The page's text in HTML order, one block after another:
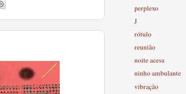
perplexo
J
rótulo
reunião
noite acesa
ninho ambulante
vibração